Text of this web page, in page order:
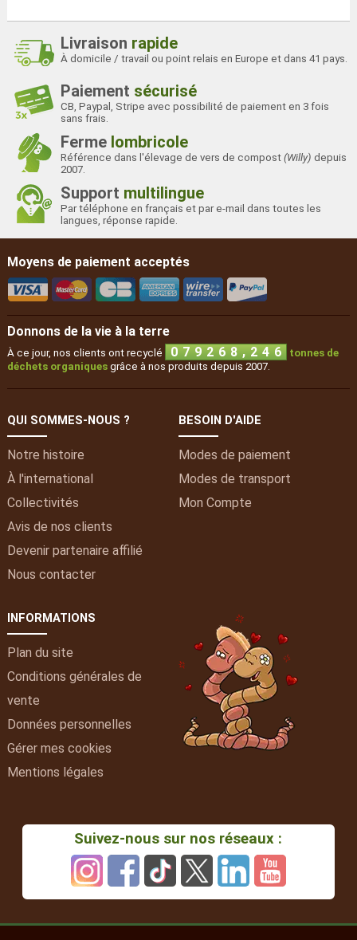
Livraison rapide
À domicile / travail ou point relais en Europe et dans 41 pays.
Paiement sécurisé
CB, Paypal, Stripe avec possibilité de paiement en 3 fois
sans frais.
Ferme lombricole
Référence dans l'élevage de vers de compost(Willy) depuis
2007.
Support multilingue
Par téléphone en français et par e-mail dans toutes les
langues, réponse rapide.
Moyens de paiement acceptés
Donnons de la vie à la terre
À ce jour, nos clients ont recyclé 0 7 9 2 6 8 , 2 4 6
tonnes de
déchets organiquesgrâce à nos produits depuis 2007.
QUI SOMMES-NOUS ?
Notre histoire
À l'international
Collectivités
Avis de nos clients
Devenir partenaire affilié
Nous contacter
BESOIN D'AIDE
Modes de paiement
Modes de transport
Mon Compte
INFORMATIONS
Plan du site
Conditions générales de
vente
Données personnelles
Gérer mes cookies
Mentions légales
Suivez-nous sur nos réseaux :